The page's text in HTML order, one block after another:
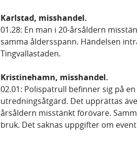
Karlstad, misshandel.
01.28: En man i 20-årsåldern
samma åldersspann. Händelsen
Tingvallastaden.
Kristinehamn, misshandel.
02.01: Polispatrull befinner sig på
utredningsåtgärd. Det upprättas
årsåldern misstänkt förövare.
bruk. Det saknas uppgifter om